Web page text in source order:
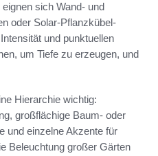
sich Wand- und
oder Solar-Pflanzkübel-
und punktuellen
um Tiefe zu erzeugen, und
Hierarchie wichtig:
großflächige Baum- oder
und einzelne Akzente für
Beleuchtung großer Gärten